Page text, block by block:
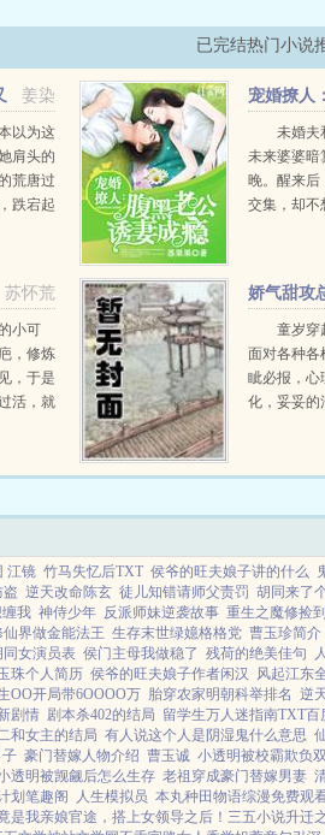
已完结热门小说
姜染
以为这
肩头的
荒唐过
跌宕起
宠婚撩人
诱妻成瘾
未婚夫
未来婆婆暗
晚。醒来后
交集，却不
苏怀荒
小可
，修炼
，于是
活，就
狗血替
娇气甜攻
盯上[快
童岁穿
面对各种各
眦必报，心
化，妥妥的
意，统统给
江镜 竹马失忆后TXT 侯爷的旺夫娘子讲的什么
盗 逆天改命陈玄 徒儿知错请师父责罚 胡同来了
我 神侍少年 反派师妹逆袭故事 重生之魔修捡
界做金能法王 生存末世绿嬑格格党 曹玉珍简介
同女演员表 侯门主母我做稳了 残荷的绝美佳句
珠个人简历 侯爷的旺夫娘子作者闲汉 风起江东
OO开局带6OOOO万 胎穿农家明朝科举排名 逆
剧情 剧本杀402的结局 留学生万人迷指南TXT百
和女主的结局 有人说这个人是阴湿鬼什么意思
豪门替嫁人物介绍 曹玉诚 小透明被校霸欺负
透明被觊觎后怎么生存 老祖穿成豪门替嫁男妻
划笔趣阁 人生模拟员 本丸种田物语综漫免费观
是我亲娘官途，搭上女领导之后！ 三五小说升迁